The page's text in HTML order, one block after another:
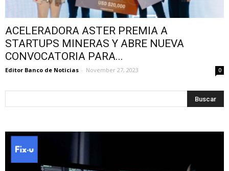
ACELERADORA ASTER PREMIA A
STARTUPS MINERAS Y ABRE NUEVA
CONVOCATORIA PARA...
Editor Banco de Noticias - November 27, 2023 0